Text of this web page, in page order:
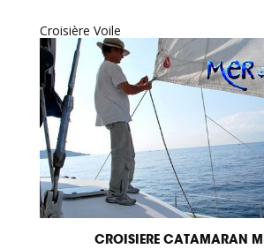
Croisière Voile
CROISIERE CATAMARAN